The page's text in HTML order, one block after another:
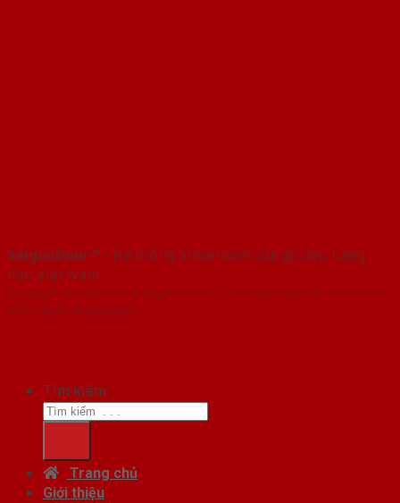
SaigonDoor™ - Hệ thống Showroom cửa gỗ đẹp hàng
đầu Việt Nam
Copyright ⓒ 2016 – 2026 SaigonDoor™ - www.bancuagodep.com | Đơn
vị chủ quản SaigonDoor
Tìm kiếm:
Trang chủ
Giới thiệu